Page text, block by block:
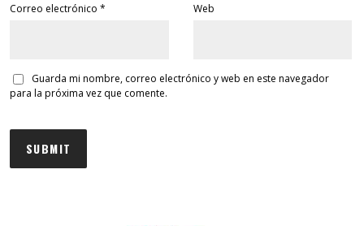
Correo electrónico * Web
Guarda mi nombre, correo electrónico y web en este navegador
para la próxima vez que comente.